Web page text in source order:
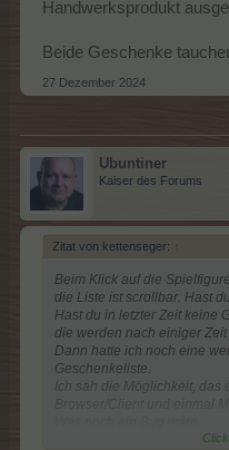
Handwerksprodukt
Beide Geschenke
27 Dezember 2024
Ubuntiner
Kaiser des Forums
Zitat von kettenseger: ↑
Beim Klick auf die
die Liste ist scrollbar. Hast
Hast du in letzter Zeit keine
die werden nach einiger Zeit
Dann hatte ich noch eine
Geschenkeliste.
Ich sah die Möglichkeit, das
Das ist es aber nicht, denn